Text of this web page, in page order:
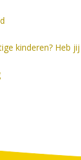
kinderen? Heb